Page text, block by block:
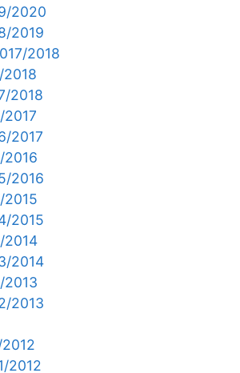
2020
2019
2018
2018
2018
2017
2017
2016
2016
2015
2015
2014
2014
2013
2013
2012